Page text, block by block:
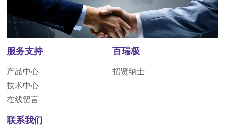
服务支持
产品中心
技术中心
在线留言
百瑞极
招贤纳士
联系我们